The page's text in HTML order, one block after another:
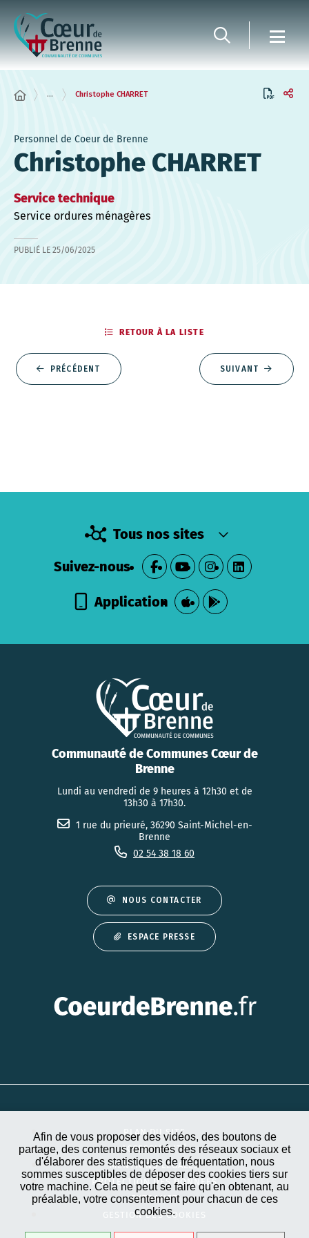
Afin de vous proposer des vidéos, des boutons de
partage, des contenus remontés des réseaux sociaux et
d'élaborer des statistiques de fréquentation, nous
sommes susceptibles de déposer des cookies tiers sur
votre machine. Cela ne peut se faire qu'en obtenant, au
préalable, votre consentement pour chacun de ces
cookies.
... Christophe CHARRET
Personnel de Coeur de Brenne
Christophe CHARRET
Service technique
Service ordures ménagères
PUBLIÉ LE 25/06/2025
PRÉCÉDENT
RETOUR À LA LISTE
SUIVANT
Tous nos sites
Suivez-nous
Application
Communauté de Communes Cœur de
Brenne
Lundi au vendredi de 9 heures à 12h30 et de
13h30 à 17h30.
1 rue du prieuré, 36290 Saint-Michel-en-
Brenne
02 54 38 18 60
NOUS CONTACTER
ESPACE PRESSE
PLAN DU SITE
ACCESSIBILITÉ
MENTIONS LÉGALES
PROTECTION DES DONNÉES
EXTRANET
GESTION DES COOKIES